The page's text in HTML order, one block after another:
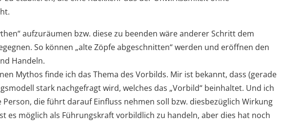
aufzuräumen bzw. diese zu beenden wäre anderer Schritt dem
So können „alte Zöpfe abgeschnitten“ werden und eröffnen den
Handeln.
Mythos finde ich das Thema des Vorbilds. Mir ist bekannt, dass (gerade
stark nachgefragt wird, welches das „Vorbild“ beinhaltet. Und ich
die führt darauf Einfluss nehmen soll bzw. diesbezüglich Wirkung
es möglich als Führungskraft vorbildlich zu handeln, aber dies hat noch